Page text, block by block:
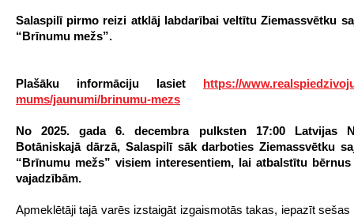
Salaspilī pirmo reizi atklāj labdarībai veltītu Ziemassvētku
“Brīnumu mežs”.
Plašāku informāciju lasiet https://
mums/jaunumi/brinumu-mezs
No 2025. gada 6. decembra pulksten 17:00 Latvijas
Botāniskajā dārzā, Salaspilī sāk darboties Ziemassvētku
“Brīnumu mežs” visiem interesentiem, lai atbalstītu bērnus
vajadzībām.
Apmeklētāji tajā varēs izstaigāt izgaismotās takas, iepazīt